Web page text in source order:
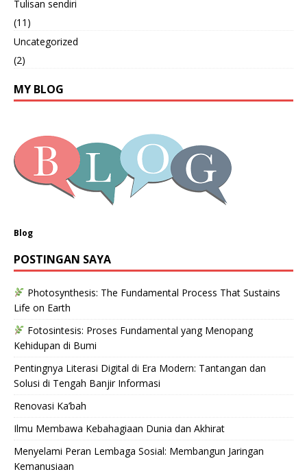
Tulisan sendiri
(11)
Uncategorized
(2)
MY BLOG
Blog
POSTINGAN SAYA
Photosynthesis: The Fundamental Process That Sustains
Life on Earth
Fotosintesis: Proses Fundamental yang Menopang
Kehidupan di Bumi
Pentingnya Literasi Digital di Era Modern: Tantangan dan
Solusi di Tengah Banjir Informasi
Renovasi Ka’bah
Ilmu Membawa Kebahagiaan Dunia dan Akhirat
Menyelami Peran Lembaga Sosial: Membangun Jaringan
Kemanusiaan